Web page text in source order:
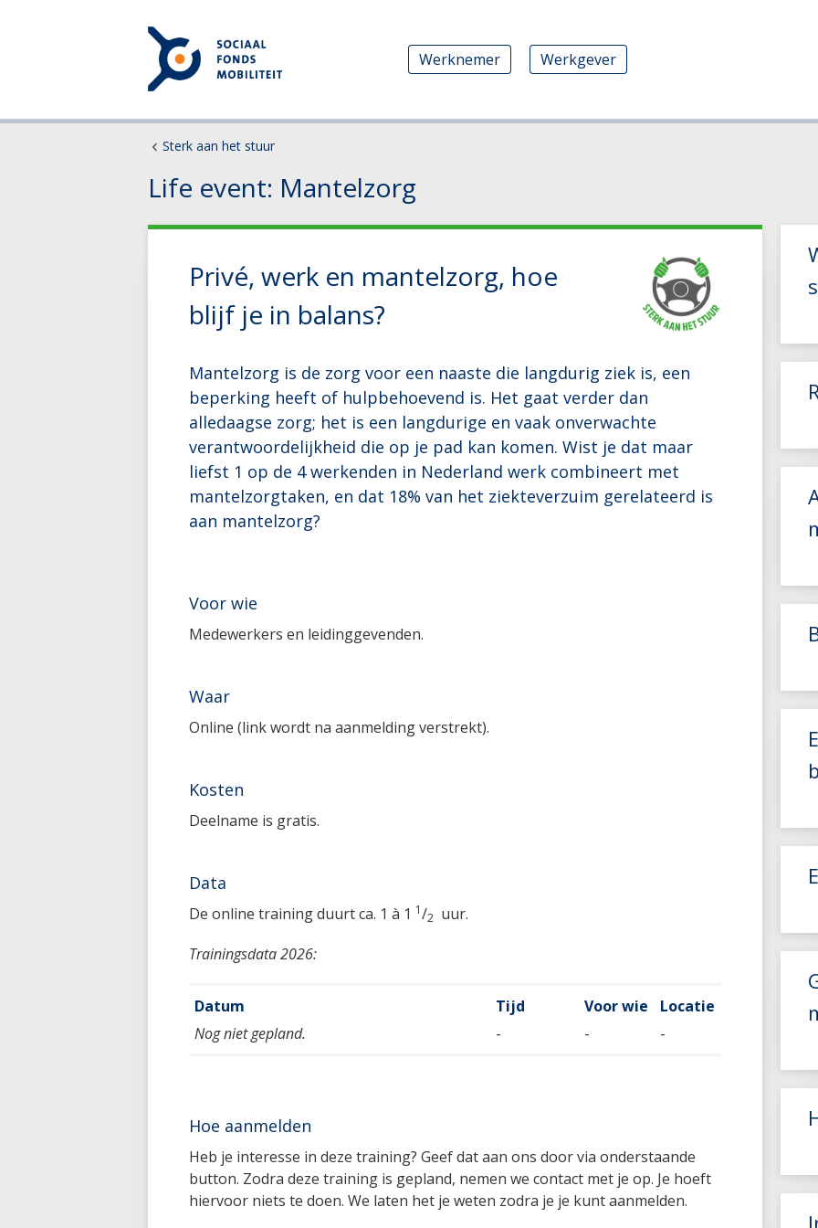
Werknemer Werkgever
Sterk aan het stuur
Life event: Mantelzorg
Privé, werk en mantelzorg, hoe
blijf je in balans?
Mantelzorg is de zorg voor een naaste die langdurig ziek is, een
beperking heeft of hulpbehoevend is. Het gaat verder dan
alledaagse zorg; het is een langdurige en vaak onverwachte
verantwoordelijkheid die op je pad kan komen. Wist je dat maar
liefst 1 op de 4 werkenden in Nederland werk combineert met
mantelzorgtaken, en dat 18% van het ziekteverzuim gerelateerd is
aan mantelzorg?
Voor wie
Medewerkers en leidinggevenden.
Waar
Online (link wordt na aanmelding verstrekt).
Kosten
Deelname is gratis.
Data
De online training duurt ca. 1 à 1 1/2 uur.
Trainingsdata 2026:
Datum Tijd Voor wie
Locatie
Nog niet gepland.
- - -
Hoe aanmelden
Heb je interesse in deze training? Geef dat aan ons door via onderstaande
button. Zodra deze training is gepland, nemen we contact met je op. Je hoeft
hiervoor niets te doen. We laten het je weten zodra je je kunt aanmelden.